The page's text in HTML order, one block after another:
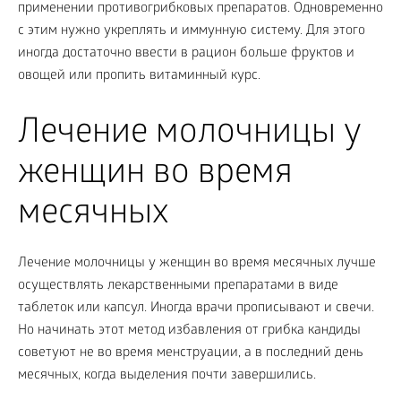
применении противогрибковых препаратов. Одновременно
с этим нужно укреплять и иммунную систему. Для этого
иногда достаточно ввести в рацион больше фруктов и
овощей или пропить витаминный курс.
Лечение молочницы у
женщин во время
месячных
Лечение молочницы у женщин во время месячных лучше
осуществлять лекарственными препаратами в виде
таблеток или капсул. Иногда врачи прописывают и свечи.
Но начинать этот метод избавления от грибка кандиды
советуют не во время менструации, а в последний день
месячных, когда выделения почти завершились.